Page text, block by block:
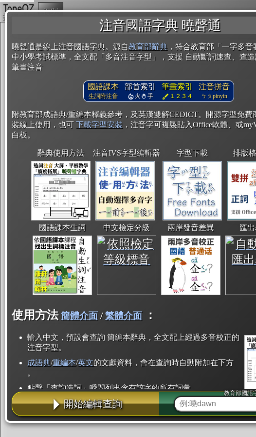
注音國語字典 曉聲通
曉聲通是線上注音國語字典。源自教育部辭典 ，符合教育部「一字多
中小學考試標準，全文配「多音注音字型」，支援 自動斷詞速查、查
筆畫注音
國語課本
生詞附注音
部首索引
火 手
筆畫索引
１２３４
注音拼音
ㄅㄆpinyin
附教育部成語典/重編本釋義參考，及英漢雙解CEDICT。開源字型免費
裝線上使用，也可 下載字型安裝 ，注音字可複製貼入Office軟體、或
白板。
辭典使用方法 注音IVS字型編輯器 字型下載 排版
國語課本生詞 中文檢定分級 兩岸發音差異 匯
使用方法 簡體介面/繁體介面 ：
輸入中文，預設會查詢 簡編本辭典，全文配上經過多音校正的
注音字型。
成語典/重編本/英文的文獻資料，會在查詢時自動附加在下方
。
點擊「查詢造詞」瞬間列出含有該字的所有詞彙。
點「部首」瞬間列出所有「同部首字」。也支援查詢「同注音」或
辭典解釋的全文都經過自動斷詞，點擊便可瞬間「連續查詢」此字
用手動重複輸入。
開始編輯查詢
教育部國語
複製